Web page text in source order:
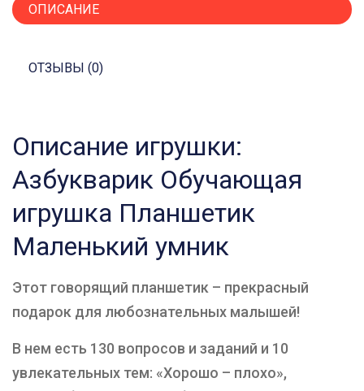
ОПИСАНИЕ
ОТЗЫВЫ (0)
Описание игрушки:
Азбукварик Обучающая
игрушка Планшетик
Маленький умник
Этот говорящий планшетик – прекрасный
подарок для любознательных малышей!
В нем есть 130 вопросов и заданий и 10
увлекательных тем: «Хорошо – плохо»,